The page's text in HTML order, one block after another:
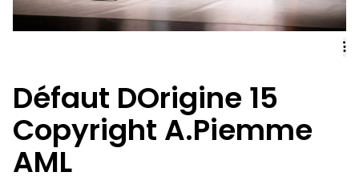
Défaut DOrigine 15
Copyright A.Piemme
AML